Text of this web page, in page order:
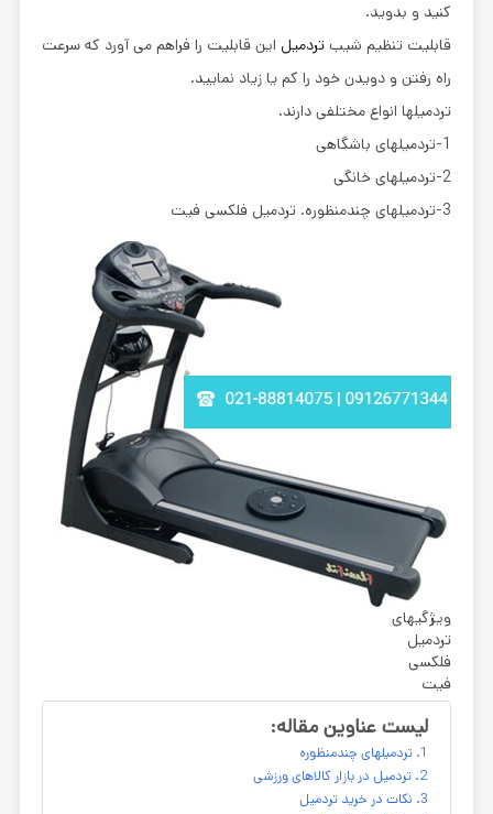
کنید و بدوید.
قابلیت تنظیم شیب تردمیل این قابلیت را فراهم می آورد که سرعت
راه رفتن و دویدن خود را کم یا زیاد نمایید.
تردمیلها انواع مختلفی دارند.
1-تردمیلهای باشگاهی
2-تردمیلهای خانگی
3-تردمیلهای چندمنظوره. تردمیل فلکسی فیت
ویژگیهای
تردمیل
فلکسی
فیت
لیست عناوین مقاله:
تردمیلهای چندمنظوره
تردمیل در بازار کالاهای ورزشی
نکات در خرید تردمیل